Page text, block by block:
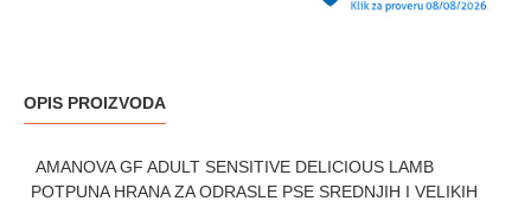
OPIS PROIZVODA
AMANOVA GF ADULT SENSITIVE DELICIOUS LAMB
POTPUNA HRANA ZA ODRASLE PSE SREDNJIH I VELIKIH